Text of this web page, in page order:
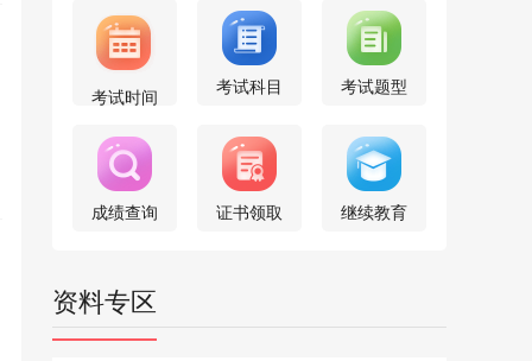
考试时间 考试科目 考试题型
成绩查询 证书领取 继续教育
资料专区